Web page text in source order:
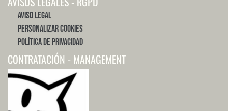
Aviso Legal
Personalizar Cookies
Política de Privacidad
CONTRATACIÓN - MANAGEMENT